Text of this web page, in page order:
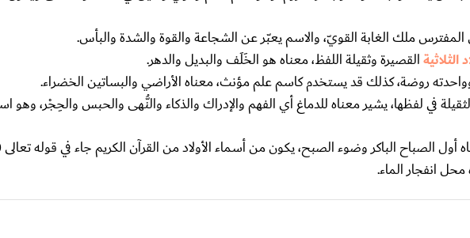
ملك الغابة القويّ، والاسم يعبّر عن الشجاعة والقوة والشدة والبأس.
الثلاثيةالقصيرة وثقيلة اللفظ، معناه هو الخَلَف والبديل والدهر.
روضة، كذلك قد يستخدم كاسم علم مؤنث، معناه الأراضي والبساتين الخضراء.
في لفظها، يشير معناه للدماغ أي الفهم والإدراك والذكاء والنُّهى والحبس والحِجْر، وهو
الصباح الباكر وضوء الصبح، يكون من أسماء الأولاد من القرآن الكريم جاء في قوله